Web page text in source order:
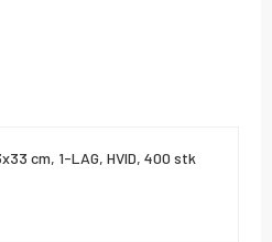
cm, 1-LAG, HVID, 400 stk